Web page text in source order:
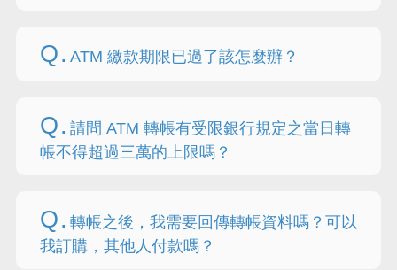
Q. ATM 繳款期限已過了該怎麼辦？
Q. 請問 ATM 轉帳有受限銀行規定之當日轉
帳不得超過三萬的上限嗎？
Q. 轉帳之後，我需要回傳轉帳資料嗎？可以
我訂購，其他人付款嗎？